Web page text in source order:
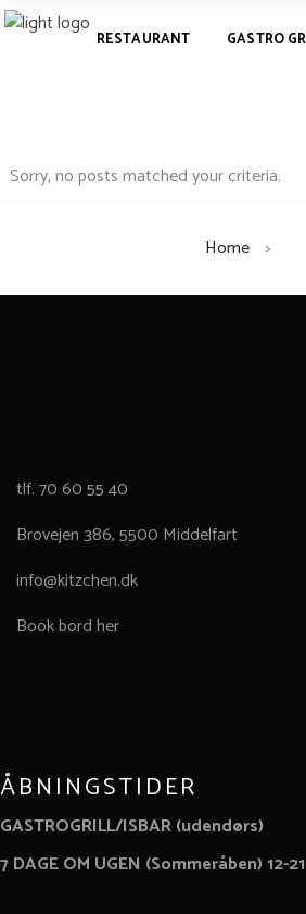
RESTAURANT GASTRO GRILL
RESTAURANT GASTRO
Sorry, no posts matched your criteria.
Home >
tlf. 70 60 55 40
Brovejen 386, 5500 Middelfart
info@kitzchen.dk
Book bord her
ÅBNINGSTIDER
GASTROGRILL/ISBAR (udendørs)
7 DAGE OM UGEN (Sommeråben) 12-21